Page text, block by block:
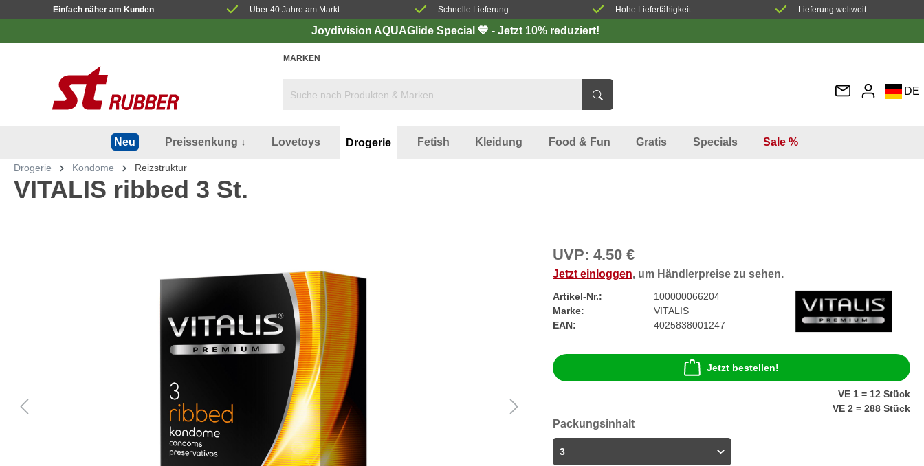
Einfach näher am Kunden Über 40 Jahre am Markt Schnelle Lieferung Hohe Lieferfähigkeit Lieferung weltweit
Joydivision AQUAGlide Special 💙 - Jetzt 10% reduziert!
MARKEN
DE
Neu Preissenkung ↓ Lovetoys Drogerie Fetish Kleidung Food & Fun Gratis Specials Sale %
Drogerie Kondome Reizstruktur
VITALIS ribbed 3 St.
UVP: 4.50 €
Jetzt einloggen, um Händlerpreise zu sehen.
Artikel-Nr.:
100000066204
Marke:
VITALIS
EAN:
4025838001247
Jetzt bestellen!
VE 1 = 12 Stück
VE 2 = 288 Stück
Packungsinhalt